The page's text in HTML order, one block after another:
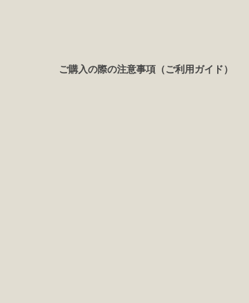
ご購入の際の注意事項（ご利用ガイド）